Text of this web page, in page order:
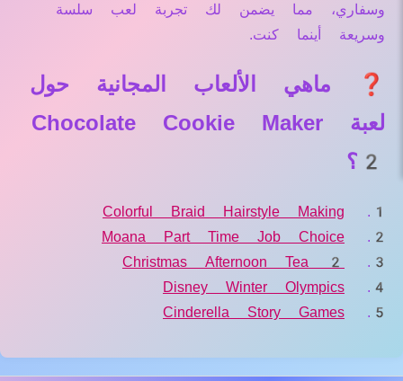
وسفاري، مما يضمن لك تجربة لعب سلسة
وسريعة أينما كنت.
❓ ماهي الألعاب المجانية حول
لعبة Chocolate Cookie Maker
2؟
Colorful Braid Hairstyle Making
Moana Part Time Job Choice
Christmas Afternoon Tea 2
Disney Winter Olympics
Cinderella Story Games